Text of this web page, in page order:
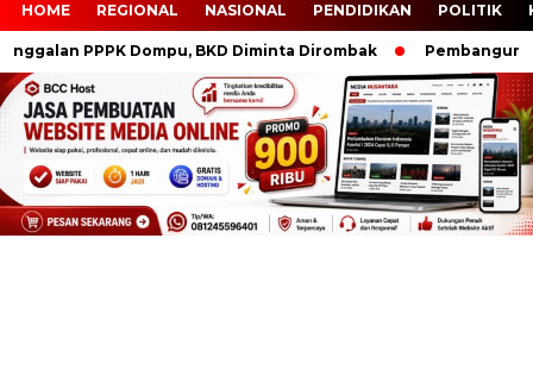
HOME REGIONAL NASIONAL PENDIDIKAN POLITIK
PPPK Dompu, BKD Diminta Dirombak Pembangunan